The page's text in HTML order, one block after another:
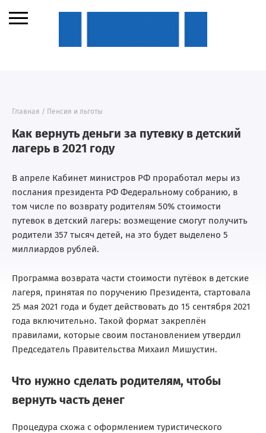
Главная / Пенсия и льготы
Как вернуть деньги за путевку в детский
лагерь в 2021 году
В апреле Кабинет министров РФ проработал меры из
послания президента РФ Федеральному собранию, в
том числе по возврату родителям 50% стоимости
путевок в детский лагерь: возмещение смогут получить
родители 357 тысяч детей, на это будет выделено 5
миллиардов рублей.
Программа возврата части стоимости путёвок в детские
лагеря, принятая по поручению Президента, стартовала
25 мая 2021 года и будет действовать до 15 сентября 2021
года включительно. Такой формат закреплён
правилами, которые своим постановлением утвердил
Председатель Правительства Михаил Мишустин.
Что нужно сделать родителям, чтобы
вернуть часть денег
Процедура схожа с оформлением туристического